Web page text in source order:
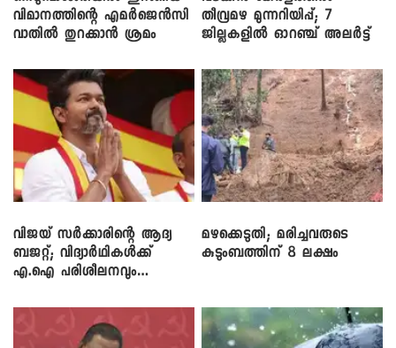
വിമാനത്തിന്റെ എമർജെൻസി
വാതിൽ തുറക്കാൻ ശ്രമം
തീവ്രമഴ മുന്നറിയിപ്പ്; 7
ജില്ലകളിൽ ഓറഞ്ച് അലർട്ട്
വിജയ് സർക്കാരിന്റെ ആദ്യ
ബജറ്റ്; വിദ്യാർഥികൾക്ക്
എ.ഐ പരിശീലനവും
മഴക്കെടുതി; മരിച്ചവരുടെ
കുടുംബത്തിന് 8 ലക്ഷം